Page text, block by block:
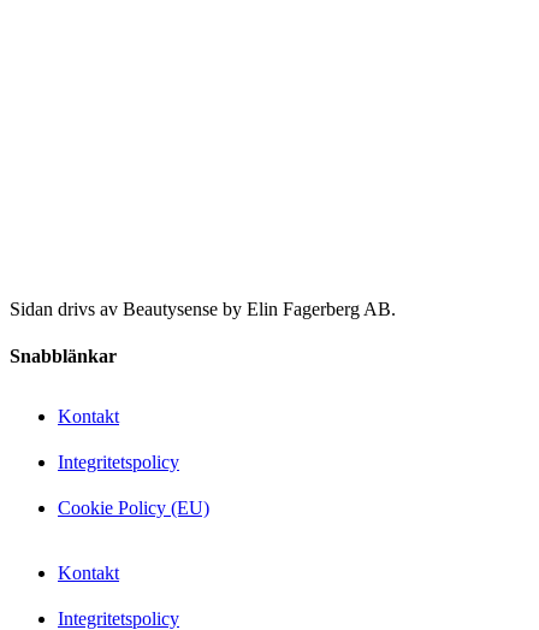
Sidan drivs av Beautysense by Elin Fagerberg AB.
Snabblänkar
Kontakt
Integritetspolicy
Cookie Policy (EU)
Kontakt
Integritetspolicy